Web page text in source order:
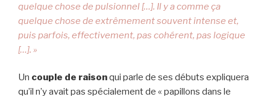
quelque chose de pulsionnel […]. Il y a comme ça
quelque chose de extrêmement souvent intense et,
puis parfois, effectivement, pas cohérent, pas logique
[…]. »
Un couple de raisonqui parle de ses débuts expliquera
qu’il n’y avait pas spécialement de « papillons dans le